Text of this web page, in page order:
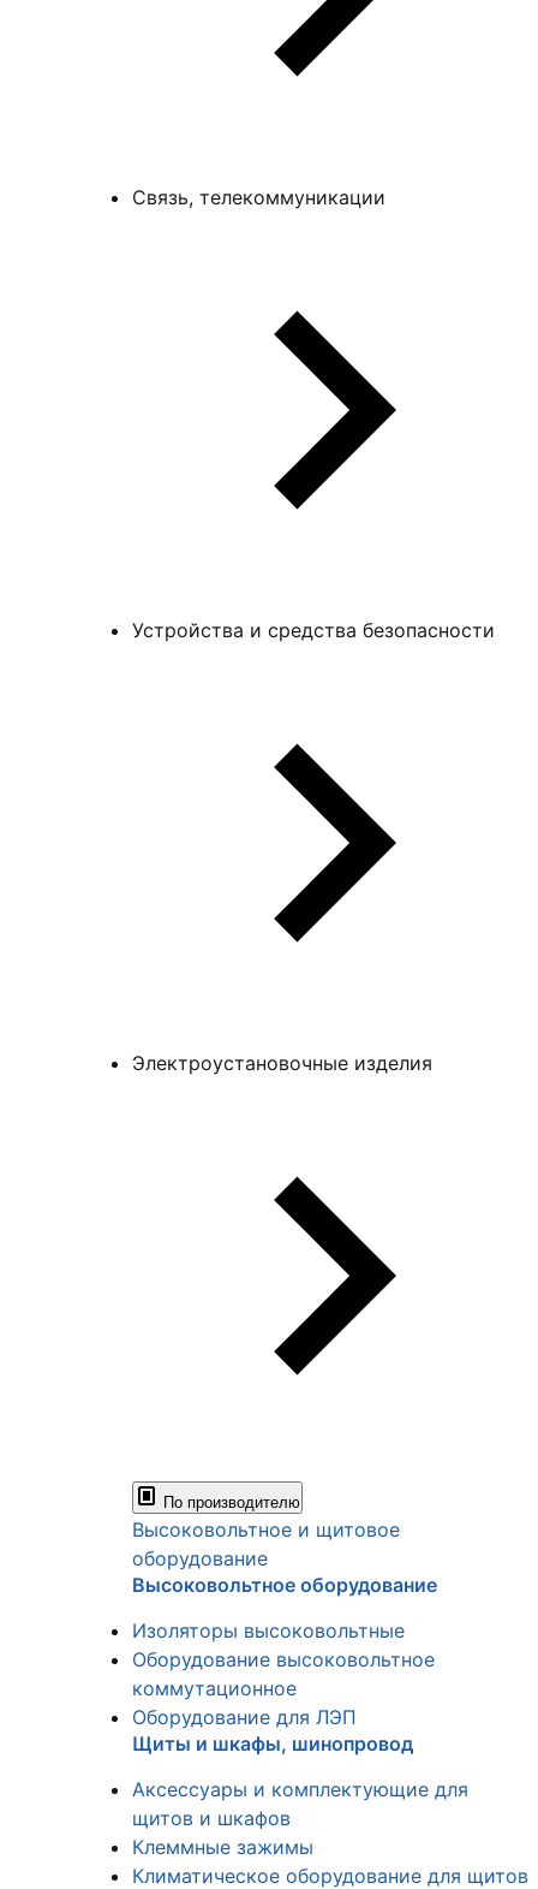
Связь, телекоммуникации
Устройства и средства безопасности
Электроустановочные изделия
По производителю
Высоковольтное и щитовое
оборудование
Высоковольтное оборудование
Изоляторы высоковольтные
Оборудование высоковольтное
коммутационное
Оборудование для ЛЭП
Щиты и шкафы, шинопровод
Аксессуары и комплектующие для
щитов и шкафов
Клеммные зажимы
Климатическое оборудование для щитов